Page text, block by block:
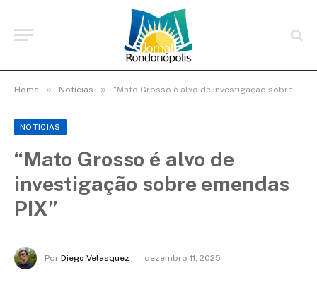
Home » Notícias » “Mato Grosso é alvo de investigação sobre emendas PIX”
NOTÍCIAS
“Mato Grosso é alvo de
investigação sobre emendas
PIX”
Por Diego Velasquez dezembro 11, 2025